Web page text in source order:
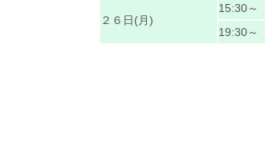
２６日(月)
15:30～
19:30～